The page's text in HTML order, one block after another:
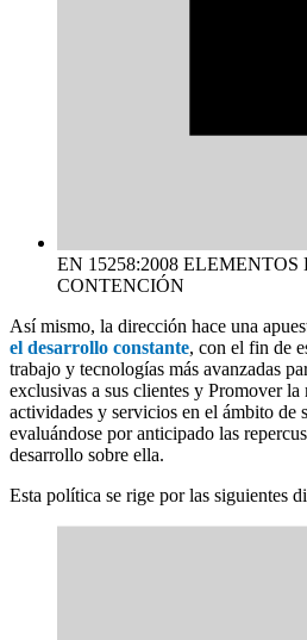
EN 15258:2008 ELEMENTOS
CONTENCIÓN
Así mismo, la dirección hace una
el desarrollo constante, con el fin de
trabajo y tecnologías más avanzadas
exclusivas a sus clientes y Promover
actividades y servicios en el ámbito de
evaluándose por anticipado las
desarrollo sobre ella.
Esta política se rige por las siguientes